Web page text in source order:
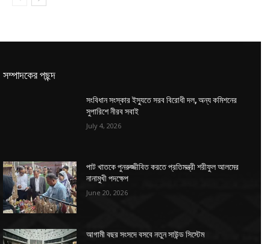
সম্পাদকের পছন্দ
সংবিধান সংস্কার ইস্যুতে সরব বিরোধী দল, অন্য কমিশনের
সুপারিশে নীরব সবাই
July 4, 2026
পাট খাতকে পুনরুজ্জীবিত করতে প্রতিমন্ত্রী শরীফুল আলমের
নানামুখী পদক্ষেপ
June 20, 2026
আগামী বছর সংসদে বসবে নতুন সাউন্ড সিস্টেম